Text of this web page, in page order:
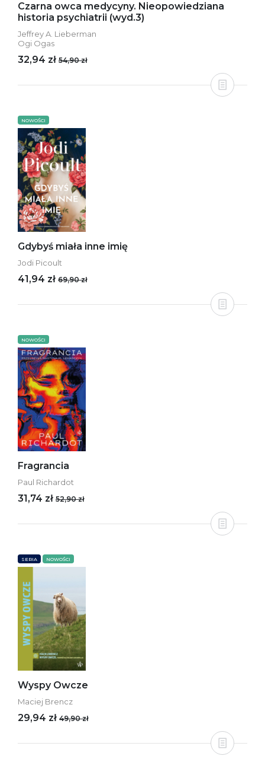
Czarna owca medycyny. Nieopowiedziana
historia psychiatrii (wyd.3)
Jeffrey A. Lieberman
Ogi Ogas
32,94 zł 54,90 zł
NOWOŚCI
Gdybyś miała inne imię
Jodi Picoult
41,94 zł 69,90 zł
NOWOŚCI
Fragrancia
Paul Richardot
31,74 zł 52,90 zł
SERIA NOWOŚCI
Wyspy Owcze
Maciej Brencz
29,94 zł 49,90 zł